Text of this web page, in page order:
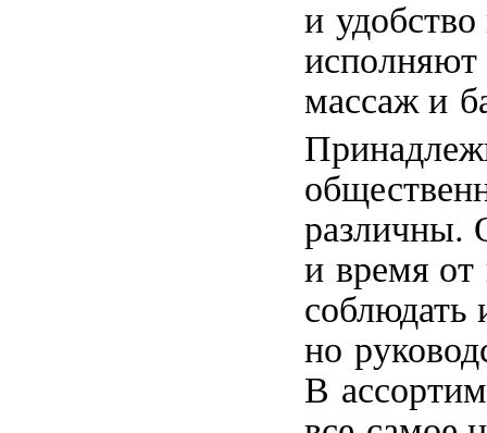
и
исполняют
массаж и
различны.
и время от
но
В